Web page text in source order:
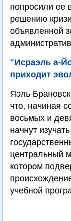
попросили ее
решению
объявленной
"Исраэль а-
приходит
Яэль
что, начиная
восьмых и
начнут
центральный
котором
учебной